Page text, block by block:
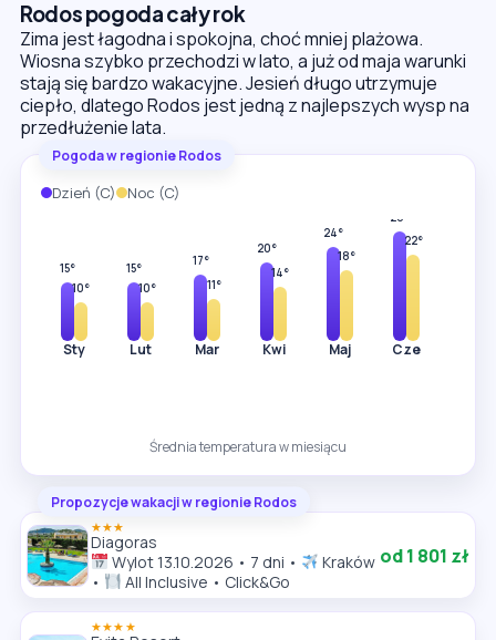
Rodos pogoda cały rok
Zima jest łagodna i spokojna, choć mniej plażowa.
Wiosna szybko przechodzi w lato, a już od maja warunki
stają się bardzo wakacyjne. Jesień długo utrzymuje
ciepło, dlatego Rodos jest jedną z najlepszych wysp na
przedłużenie lata.
Pogoda w regionie Rodos
Dzień (C) Noc (C)
15°
10°
Sty
15°
10°
Lut
17°
11°
Mar
20°
14°
Kwi
24°
18°
Maj
28°
22°
Cze
Średnia temperatura w miesiącu
Propozycje wakacji w regionie Rodos
★★★
Diagoras
Wylot 13.10.2026 • 7 dni •
Kraków
•
All Inclusive • Click&Go
od 1 801 zł
★★★★